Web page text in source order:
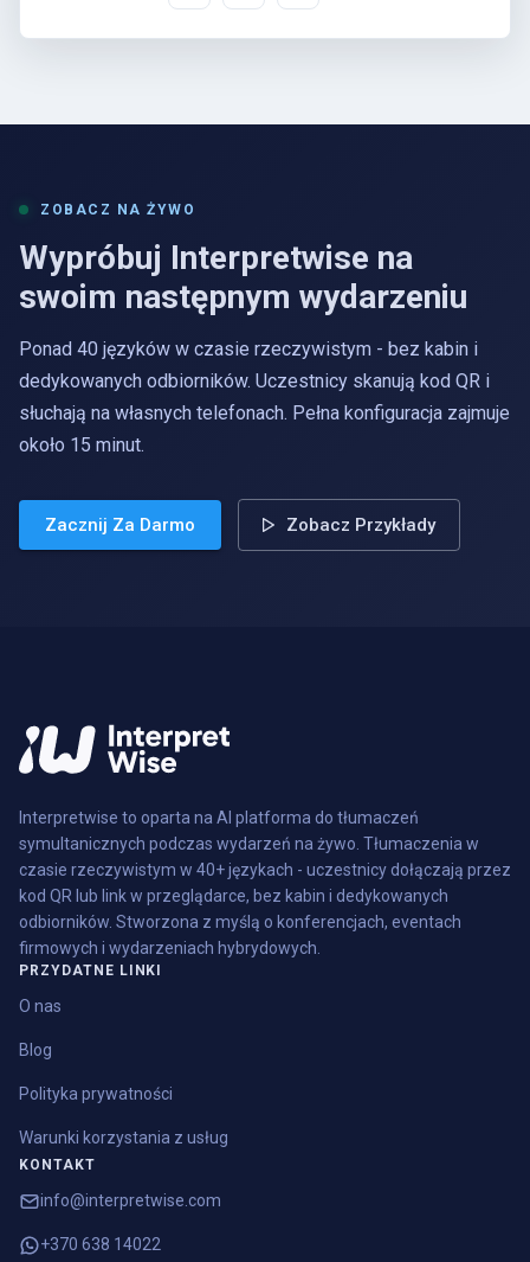
ZOBACZ NA ŻYWO
Wypróbuj Interpretwise na
swoim następnym wydarzeniu
Ponad 40 języków w czasie rzeczywistym - bez kabin i
dedykowanych odbiorników. Uczestnicy skanują kod QR i
słuchają na własnych telefonach. Pełna konfiguracja zajmuje
około 15 minut.
Zacznij Za Darmo Zobacz Przykłady
Interpretwise to oparta na AI platforma do tłumaczeń
symultanicznych podczas wydarzeń na żywo. Tłumaczenia w
czasie rzeczywistym w 40+ językach - uczestnicy dołączają przez
kod QR lub link w przeglądarce, bez kabin i dedykowanych
odbiorników. Stworzona z myślą o konferencjach, eventach
firmowych i wydarzeniach hybrydowych.
PRZYDATNE LINKI
O nas
Blog
Polityka prywatności
Warunki korzystania z usług
KONTAKT
info@interpretwise.com
+370 638 14022